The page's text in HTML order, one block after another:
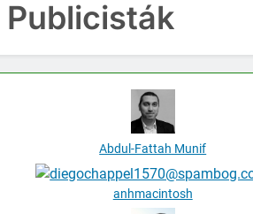
Publicisták
Abdul-Fattah Munif
anhmacintosh